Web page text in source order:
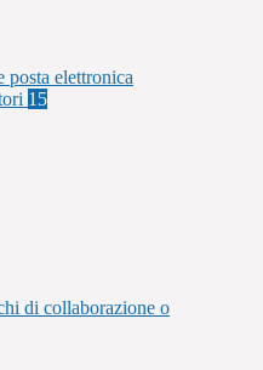
posta elettronica
15
di collaborazione o